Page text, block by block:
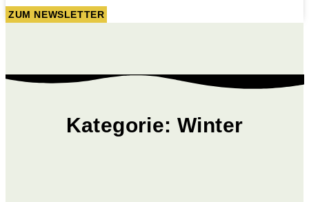
ZUM NEWSLETTER
Kategorie: Winter